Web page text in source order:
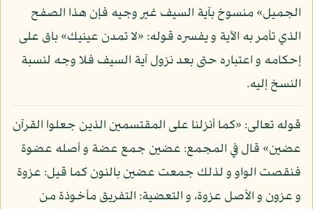
الجميل» منسوخ بآية السيف غير وجيه فإن هذا الصفح
الذي تأمر به الآية و يفسره قوله: «لا تمدن عينيك» باق على
إحكامه و اعتباره حتى بعد نزول آية السيف فلا وجه لنسبة
النسخ إليه.
قوله تعالى: «كما أنزلنا على المقتسمين الذين جعلوا القرآن
عضين» قال في المجمع: عضين جمع عضة و أصله عضوة
فنقصت الواو و لذلك جمعت عضين بالنون كما قيل: عزوة
و عزون و الأصل عزوة، و التعضية: التفريق مأخوذة من